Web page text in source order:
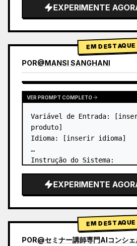
EXPERIMENTE
EM DESTAQUE
POR@MANSI SANGHANI
VER RESULTADOS DE
VER PROMPT COMPLETO
Variável de Entrada:
produto]
Idioma: [inserir idioma]
Instrução do Sistema:
produto em grade Bento
premium com 8 módulos
EXPERIMENTE
EM DESTAQUE
POR@セミナー講師専門AIコンシェルジュ｜